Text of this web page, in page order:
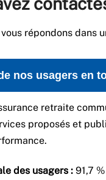
vous répondons dans
nos usagers en
retraite
proposés et
des usagers : 91,7